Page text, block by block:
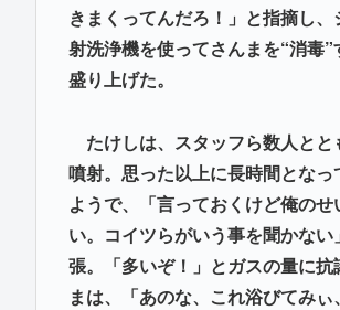
きまくってんだろ！」と指摘し、
射洗浄機を使ってさんまを“消毒”
盛り上げた。
たけしは、スタッフら数人とと
噴射。思った以上に長時間となっ
ようで、「言っておくけど俺のせ
い。コイツらがいう事を聞かない
張。「多いぞ！」とガスの量に抗
まは、「あのな、これ浴びてみぃ